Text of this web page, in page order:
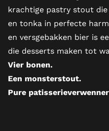
krachtige pastry stout
en tonka in perfecte
en versgebakken bier is
die desserts maken tot
Vier bonen.
Een monsterstout.
Pure